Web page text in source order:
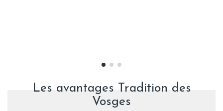
Les avantages Tradition des
Vosges